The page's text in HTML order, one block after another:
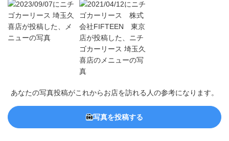
あなたの写真投稿がこれからお店を訪れる人の参考になります。
写真を投稿する